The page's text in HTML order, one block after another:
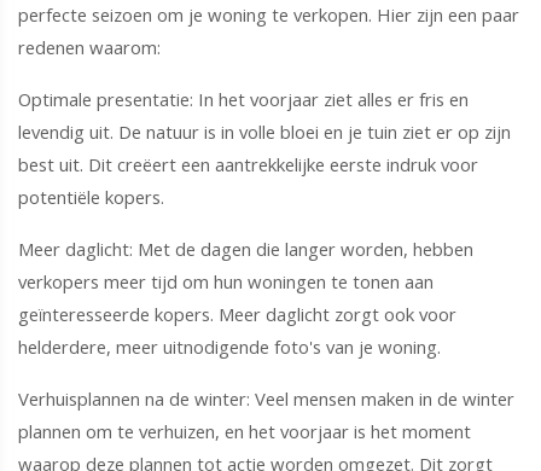
perfecte seizoen om je woning te verkopen. Hier zijn een paar
redenen waarom:
Optimale presentatie: In het voorjaar ziet alles er fris en
levendig uit. De natuur is in volle bloei en je tuin ziet er op zijn
best uit. Dit creëert een aantrekkelijke eerste indruk voor
potentiële kopers.
Meer daglicht: Met de dagen die langer worden, hebben
verkopers meer tijd om hun woningen te tonen aan
geïnteresseerde kopers. Meer daglicht zorgt ook voor
helderdere, meer uitnodigende foto's van je woning.
Verhuisplannen na de winter: Veel mensen maken in de winter
plannen om te verhuizen, en het voorjaar is het moment
waarop deze plannen tot actie worden omgezet. Dit zorgt